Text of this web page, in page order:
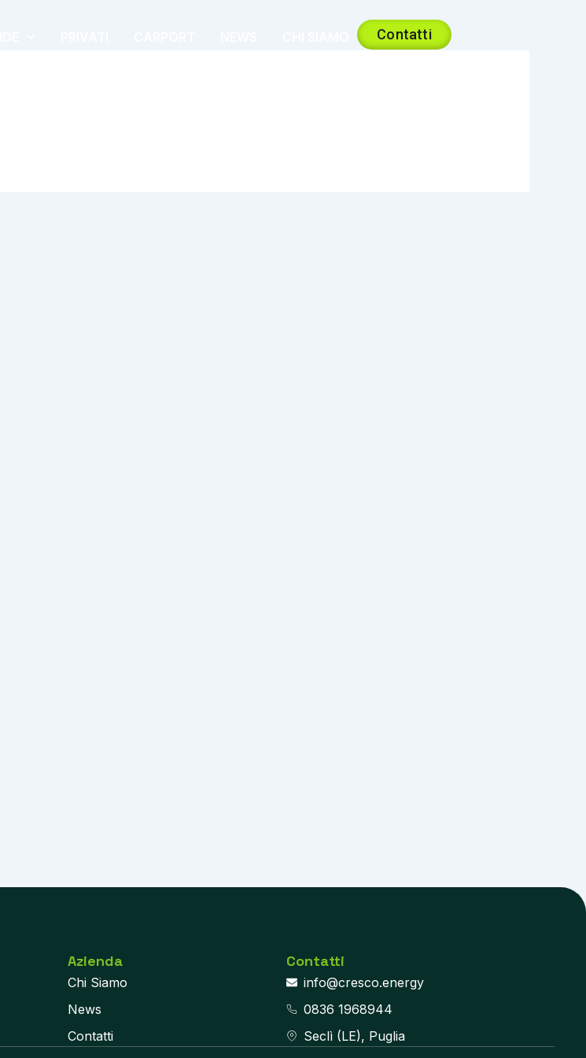
Contatti
Azienda
Chi Siamo
News
Contatti
Contatti
info@cresco.energy
0836 1968944
Seclì (LE), Puglia